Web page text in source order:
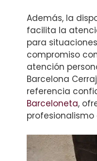
Además, la
facilita la
para
compromiso
atención
Barcelona
referencia
Barceloneta,